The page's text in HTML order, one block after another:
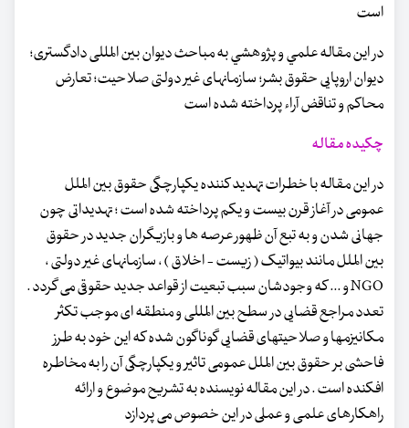
است
در اين مقاله علمي و پژوهشي به مباحث دیوان بین المللی دادگستری؛
دیوان اروپایی حقوق بشر؛ سازمانهای غیر دولتی صلاحیت؛ تعارض
محاکم و تناقض آراء پرداخته شده است
چكيده مقاله
در این مقاله با خطرات تهدید کننده یکپارچگی حقوق بین الملل
عمومی در آغاز قرن بیست و یکم پرداخته شده است ؛ تهدیداتی چون
جهانی شدن و به تبع آن ظهور عرصه ها و بازیگران جدید در حقوق
بین الملل مانند بیواتیک ( زیست - اخلاق ) ، سازمانهای غیر دولتی ،
NGO و ... که وجودشان سبب تبعیت از قواعد جدید حقوقی می گردد .
تعدد مراجع قضایی در سطح بین المللی و منطقه ای موجب تکثر
مکانیزمها و صلاحیتهای قضایی گوناگون شده که این خود به طرز
فاحشی بر حقوق بین الملل عمومی تاثیر و یکپارچگی آن را به مخاطره
افکنده است . در این مقاله نویسنده به تشریح موضوع و ارائه
راهکارهای علمی و عملی در این خصوص می پردازد